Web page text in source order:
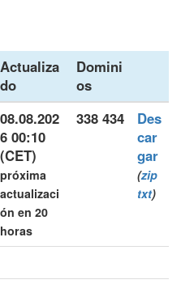
Actualiza
do
Domini
os
08.08.202
6 00:10
(CET)
próxima
actualizaci
ón en 20
horas
338 434
Des
car
gar
(zip
txt)